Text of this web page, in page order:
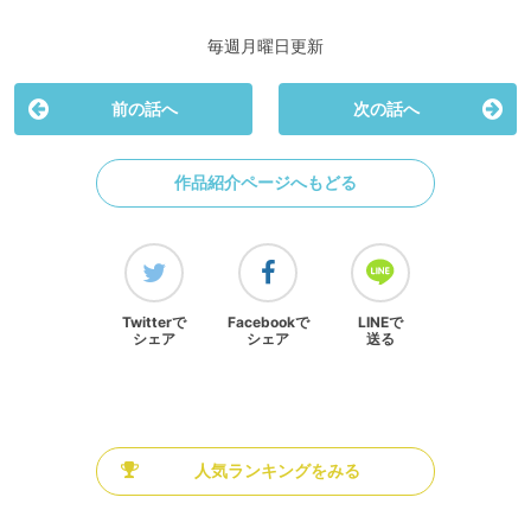
毎週月曜日更新
前の話へ 次の話へ
作品紹介ページへもどる
Twitterで
シェア
Facebookで
シェア
LINEで
送る
人気ランキングをみる